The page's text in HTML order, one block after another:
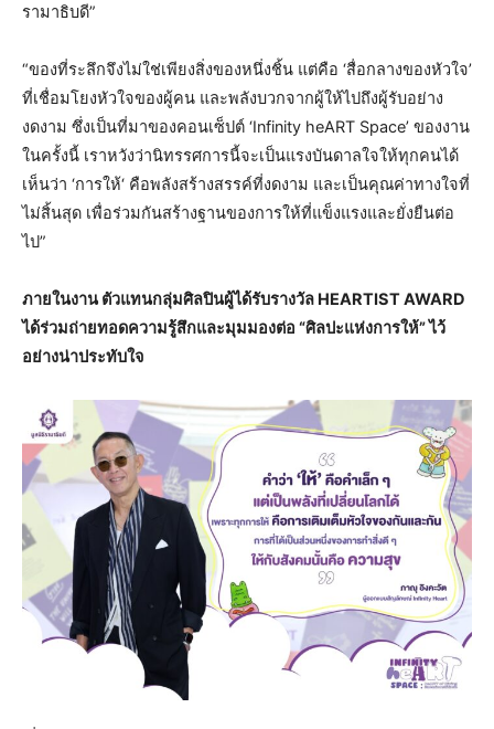
รามาธิบดี”
“ของที่ระลึกจึงไม่ใช่เพียงสิ่งของหนึ่งชิ้น แต่คือ ‘สื่อกลางของหัวใจ’
ที่เชื่อมโยงหัวใจของผู้คน และพลังบวกจากผู้ให้ไปถึงผู้รับอย่าง
งดงาม ซึ่งเป็นที่มาของคอนเซ็ปต์ ‘Infinity heART Space’ ของงาน
ในครั้งนี้ เราหวังว่านิทรรศการนี้จะเป็นแรงบันดาลใจให้ทุกคนได้
เห็นว่า ‘การให้‘ คือพลังสร้างสรรค์ที่งดงาม และเป็นคุณค่าทางใจที่
ไม่สิ้นสุด เพื่อร่วมกันสร้างฐานของการให้ที่แข็งแรงและยั่งยืนต่อ
ไป”
ภายในงาน ตัวแทนกลุ่มศิลปินผู้ได้รับรางวัล HEARTIST AWARD
ได้ร่วมถ่ายทอดความรู้สึกและมุมมองต่อ “ศิลปะแห่งการให้” ไว้
อย่างน่าประทับใจ